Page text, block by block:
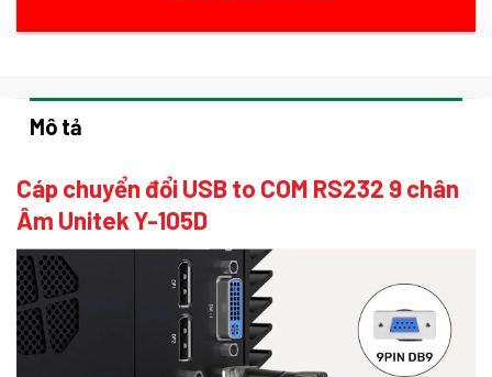
Mô tả
Cáp chuyển đổi USB to COM RS232 9 chân
Âm Unitek Y-105D